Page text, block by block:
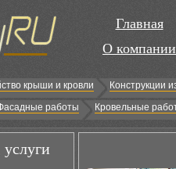
Главная
О компании
крыши и кровли Конструкции
работы Кровельные